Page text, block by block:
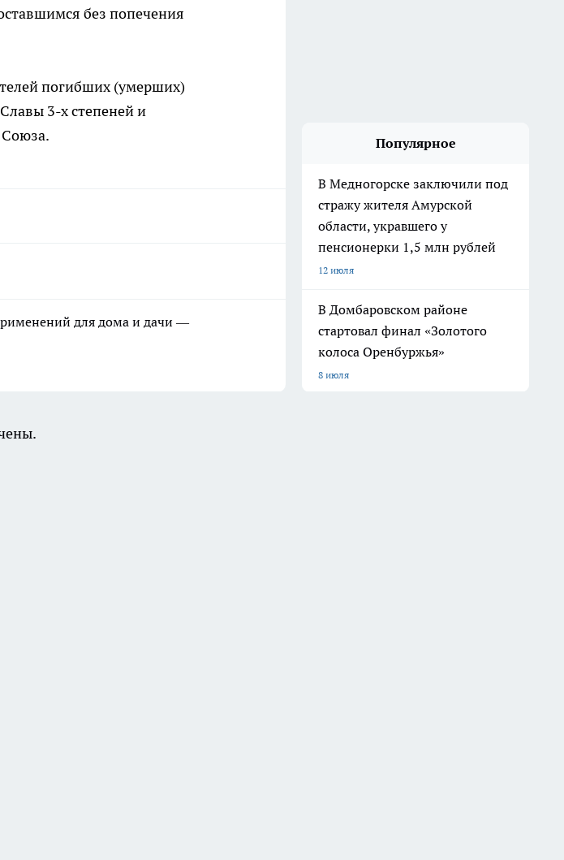
без попечения
погибших (умерших)
3-х степеней и
Союза.
для дома и дачи —
Популярное
В Медногорске заключили под
стражу жителя Амурской
области, укравшего у
пенсионерки 1,5 млн рублей
12 июля
В Домбаровском районе
стартовал финал «Золотого
колоса Оренбуржья»
8 июля